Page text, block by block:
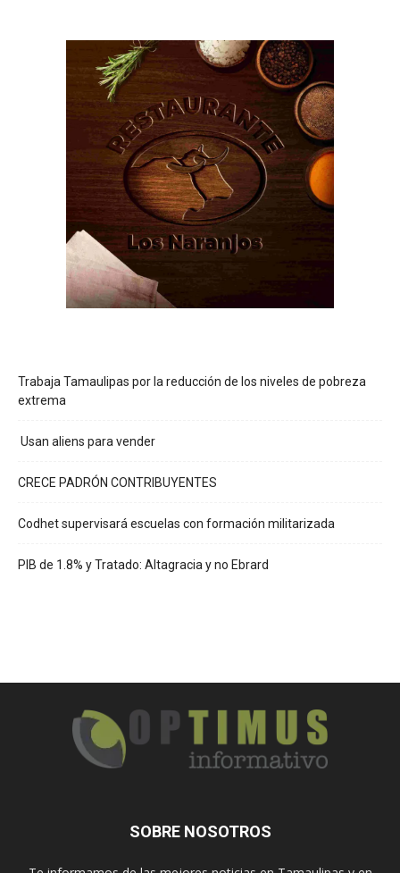
Trabaja Tamaulipas por la reducción de los niveles de pobreza
extrema
Usan aliens para vender
CRECE PADRÓN CONTRIBUYENTES
Codhet supervisará escuelas con formación militarizada
PIB de 1.8% y Tratado: Altagracia y no Ebrard
SOBRE NOSOTROS